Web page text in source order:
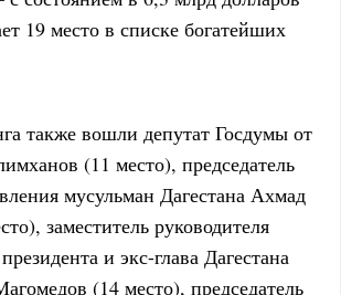
19 место в списке богатейших
также вошли депутат Госдумы от
(11 место), председатель
мусульман Дагестана Ахмад
заместитель руководителя
и экс-глава Дагестана
(14 место), председатель